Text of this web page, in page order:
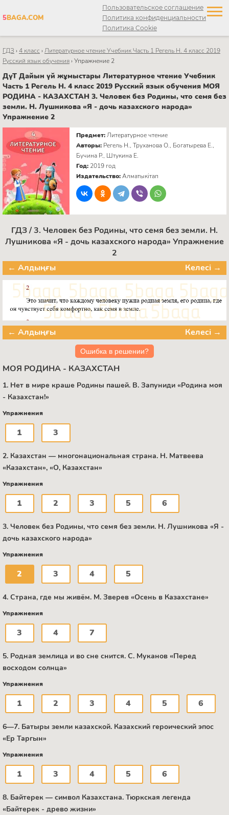
5BAGA.COM
Пользовательское соглашение
Политика конфиденциальности
Политика Cookie
ГДЗ ›4 класс ›Литературное чтение Учебник Часть 1 Регель Н. 4 класс 2019
Русский язык обучения›Упражнение 2
ДүТ Дайын үй жұмыстары Литературное чтение Учебник
Часть 1 Регель Н. 4 класс 2019 Русский язык обучения МОЯ
РОДИНА - КАЗАХСТАН 3. Человек без Родины, что семя без
земли. Н. Лушникова «Я - дочь казахского народа»
Упражнение 2
Предмет:Литературное чтение
Авторы: Регель Н., Труханова О., Богатырева Е.,
Бучина Р., Штукина Е.
Год: 2019 год
Издательство:Алматыкітап
ГДЗ / 3. Человек без Родины, что семя без земли. Н.
Лушникова «Я - дочь казахского народа» Упражнение
2
← Алдыңғы
Келесі →
← Алдыңғы Келесі →
Ошибка в решении?
МОЯ РОДИНА - КАЗАХСТАН
1. Нет в мире краше Родины пашей. B. Запуниди «Родина моя
- Казахстан!»
Упражнения
1 3
2. Казахстан — многонациональная страна. Н. Матвеева
«Казахстан», «О, Казахстан»
Упражнения
1 2 3 5 6
3. Человек без Родины, что семя без земли. Н. Лушникова «Я -
дочь казахского народа»
Упражнения
2 3 4 5
4. Страна, где мы живём. М. Зверев «Осень в Казахстане»
Упражнения
3 4 7
5. Родная землица и во сне снится. C. Муканов «Перед
восходом солнца»
Упражнения
1 2 3 4 5 6
6—7. Батыры земли казахской. Казахский героический эпос
«Ер Таргын»
Упражнения
1 3 4 5 6
8. Байтерек — символ Казахстана. Тюркская легенда
«Байтерек - древо жизни»